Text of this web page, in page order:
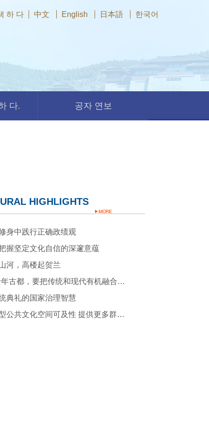
하 다 中文 English 日本語 한국어
다. 공자 연보
HIGHLIGHTS
身中践行正确政绩观
握坚定文化自信的深邃意蕴
河，高楼起贺兰
“作为千年古都，要把传统和现代有机融合在一起”
典礼的国家治理智慧
提升新型公共文化空间可及性 提供更多群众身边的文化服务